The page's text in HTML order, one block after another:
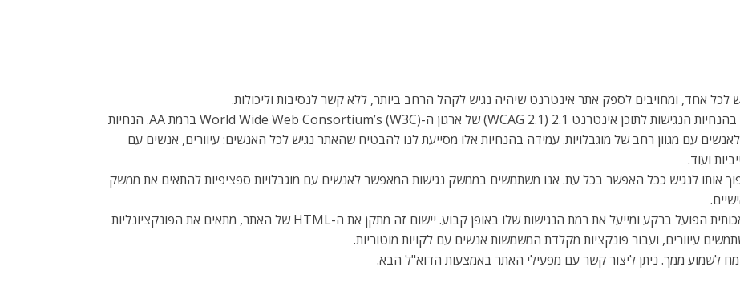
לכל אחד, ומחויבים לספק אתר אינטרנט שיהיה נגיש לקהל הרחב ביותר, ללא קשר לנסיבות וליכולות.
כדי למלא זאת, אנו שואפים לדבוק ככל האפשר בהנחיות הנגישות לתוכן אינטרנט 2.1 (WCAG 2.1) של ארגון ה-World Wide Web Consortium’s (W3C) ברמת AA. הנחיות
עם מגוון רחב של מוגבלויות. עמידה בהנחיות אלו מסייעת לנו להבטיח שהאתר נגיש לכל האנשים: עיוורים, אנשים עם
ועוד.
אותו לנגיש ככל האפשר בכל עת. אנו משתמשים בממשק נגישות המאפשר לאנשים עם מוגבלויות ספציפיות להתאים את ממשק
בנוסף, האתר משתמש ביישום מבוסס בינה מלאכותית הפועל ברקע ומייעל את רמת הנגישות שלו באופן קבוע. יישום זה מתקן את ה-HTML של האתר, מתאים את הפונקציונליות
עיוורים, ועבור פונקציות מקלדת המשמשות אנשים עם לקויות מוטוריות.
לשמוע ממך. ניתן ליצור קשר עם מפעילי האתר באמצעות הדוא"ל הבא.